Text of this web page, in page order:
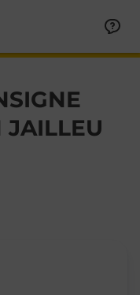
JAILLEU